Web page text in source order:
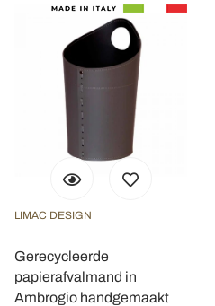
LIMAC DESIGN
Gerecycleerde
papierafvalmand in
Ambrogio handgemaakt